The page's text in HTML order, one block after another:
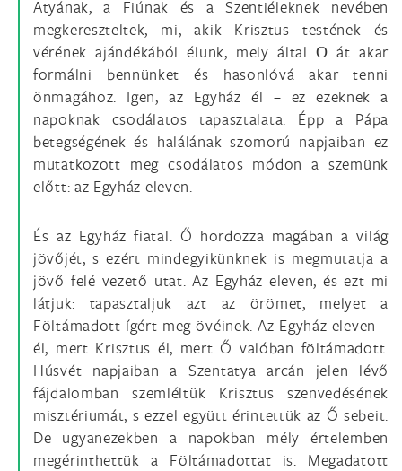
Atyának, a Fiúnak és a Szentiéleknek nevében
megkereszteltek, mi, akik Krisztus testének és
vérének ajándékából élünk, mely által О át akar
formálni bennünket és hasonlóvá akar tenni
önmagához. Igen, az Egyház él – ez ezeknek a
napoknak csodálatos tapasztalata. Épp a Pápa
betegségének és halálának szomorú napjaiban ez
mutatkozott meg csodálatos módon a szemünk
előtt: az Egyház eleven.
És az Egyház fiatal. Ő hordozza magában a világ
jövőjét, s ezért mindegyikünknek is megmutatja a
jövő felé vezető utat. Az Egyház eleven, és ezt mi
látjuk: tapasztaljuk azt az örömet, melyet a
Föltámadott ígért meg övéinek. Az Egyház eleven –
él, mert Krisztus él, mert Ő valóban föltámadott.
Húsvét napjaiban a Szentatya arcán jelen lévő
fájdalomban szemléltük Krisztus szenvedésének
misztériumát, s ezzel együtt érintettük az Ő sebeit.
De ugyanezekben a napokban mély értelemben
megérinthettük a Föltámadottat is. Megadatott